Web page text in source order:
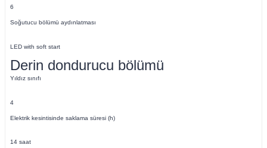
6
Soğutucu bölümü aydınlatması
LED with soft start
Derin dondurucu bölümü
Yıldız sınıfı
4
Elektrik kesintisinde saklama süresi (h)
14 saat